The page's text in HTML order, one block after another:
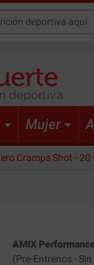
deportiva
Mujer
Cramps Shot - 20
AMIX Performance
(Pre-Entrenos -